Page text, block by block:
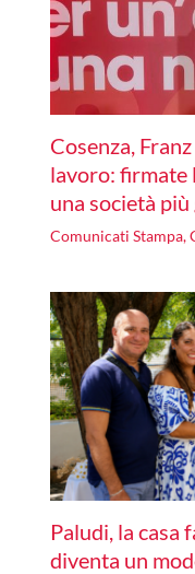
Cosenza,
lavoro: firmate
una società più
Comunicati Stampa,
Paludi, la casa
diventa un